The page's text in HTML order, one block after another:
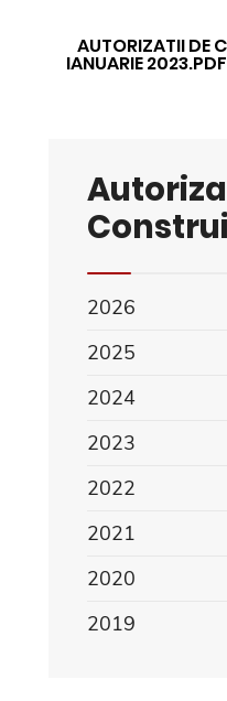
AUTORIZATII DE
IANUARIE 2023.PDF
2026
2025
2024
2023
2022
2021
2020
2019